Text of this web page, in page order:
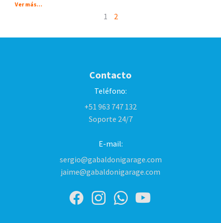
Ver más...
1 2
Contacto
Teléfono:
+51 963 747 132
Soporte 24/7
E-mail:
sergio@gabaldonigarage.com
jaime@gabaldonigarage.com